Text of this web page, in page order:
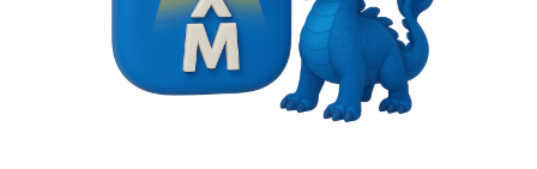
Помощь